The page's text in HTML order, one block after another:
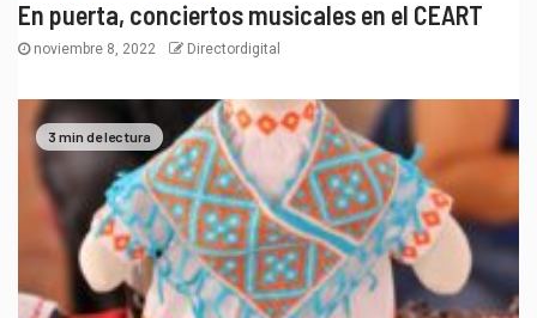
En puerta, conciertos musicales en el CEART
noviembre 8, 2022 Directordigital
3 min de lectura